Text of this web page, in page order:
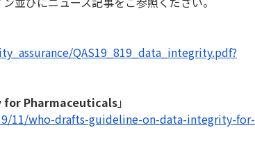
assurance/QAS19_819_data_ integrity.pdf?
for Pharmaceuticals」
11/who-drafts-guideline-on-data-integrity-for-